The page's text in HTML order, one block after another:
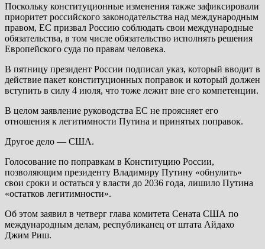
Поскольку конституционные изменения также зафиксировали
приоритет российского законодательства над международным
правом, ЕС призвал Россию соблюдать свои международные
обязательства, в том числе обязательство исполнять решения
Европейского суда по правам человека.
В пятницу президент России подписал указ, который вводит в
действие пакет конституционных поправок и который должен
вступить в силу 4 июля, что тоже лежит вне его компетенции.
В целом заявление руководства ЕС не проясняет его
отношения к легитимности Путина и принятых поправок.
Другое дело — США.
Голосование по поправкам в Конституцию России,
позволяющим президенту Владимиру Путину «обнулить»
свои сроки и остаться у власти до 2036 года, лишило Путина
«остатков легитимности».
Об этом заявил в четверг глава комитета Сената США по
международным делам, республиканец от штата Айдахо
Джим Риш.